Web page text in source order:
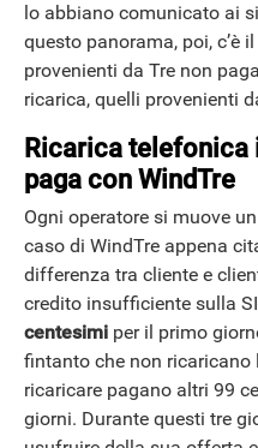
lo abbiano comunicato ai
questo panorama, poi, c’è
provenienti da Tre non
ricarica, quelli provenienti
Ricarica
paga con WindTre
Ogni operatore si muove
caso di WindTre appena
differenza tra cliente e
credito insufficiente sulla
centesimi per il primo
fintanto che non ricaricano
ricaricare pagano altri 99
giorni. Durante questi tre